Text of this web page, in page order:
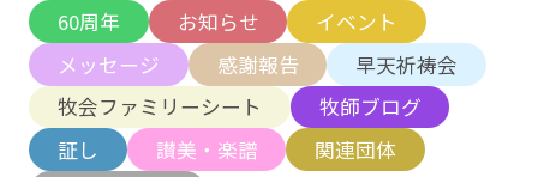
60周年 お知らせ
イベント
メッセージ
感謝報告
早天祈祷会
牧会ファミリーシート
牧師ブログ
証し
讃美・楽譜
関連団体